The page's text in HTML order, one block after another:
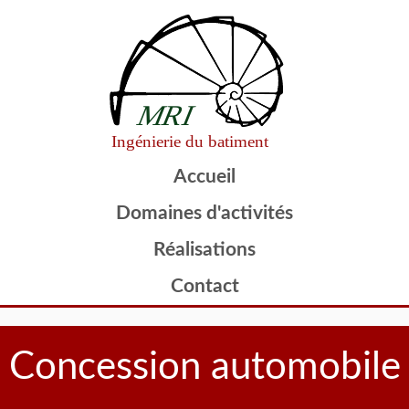
Accueil
Domaines d'activités
Réalisations
Contact
Concession automobile